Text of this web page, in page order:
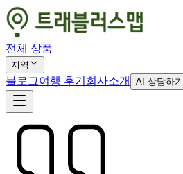
전체 상품
지역
블로그여행 후기 회사소개 AI 상담하기